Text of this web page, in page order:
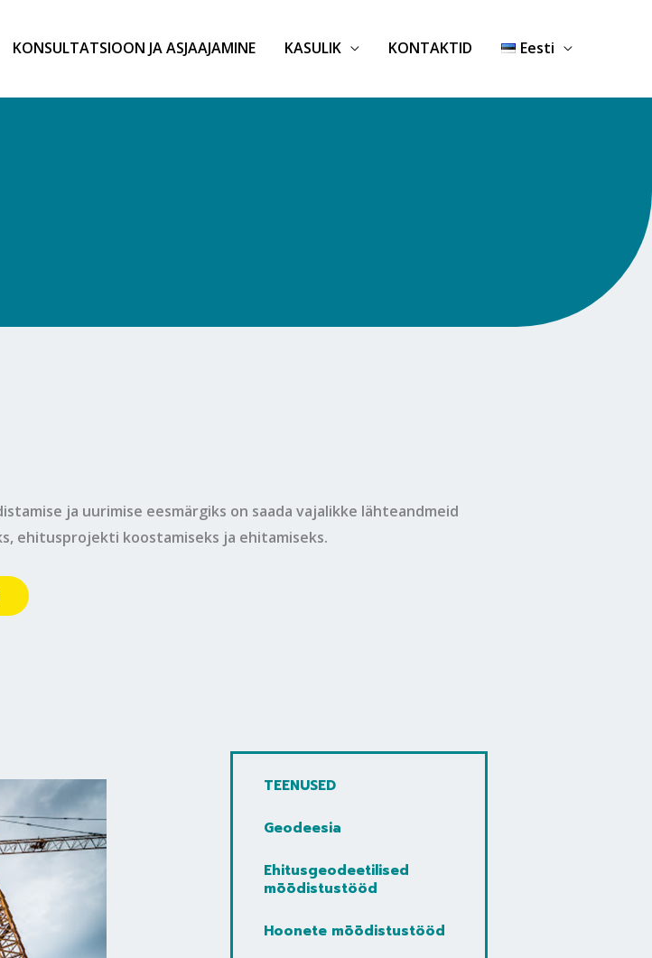
KONSULTATSIOON JA ASJAAJAMINE KASULIK KONTAKTID Eesti
ja uurimise eesmärgiks on saada vajalikke lähteandmeid
ehitusprojekti koostamiseks ja ehitamiseks.
TEENUSED
Geodeesia
Ehitusgeodeetilised
mõõdistustööd
Hoonete mõõdistustööd